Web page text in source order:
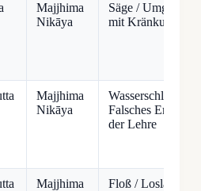
Majjhima
Nikāya
Säge / Umgang
mit Kränkung
Majjhima
Nikāya
Wasserschlange /
Falsches Ergreifen
der Lehre
Majjhima
Floß / Loslassen